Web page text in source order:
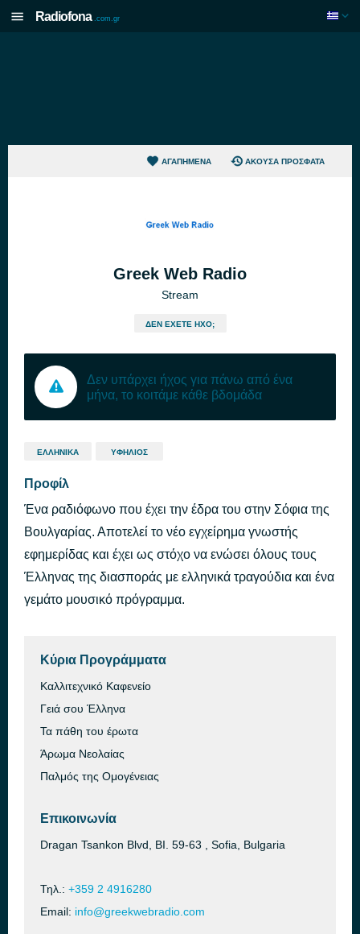
Radiofona .com.gr
ΑΓΑΠΗΜΈΝΑ ΆΚΟΥΣΑ ΠΡΌΣΦΑΤΑ
Greek Web Radio
Stream
ΔΕΝ ΈΧΕΤΕ ΉΧΟ;
Δεν υπάρχει ήχος για πάνω από ένα
μήνα, το κοιτάμε κάθε βδομάδα
ΕΛΛΗΝΙΚΆ ΥΦΉΛΙΟΣ
Προφίλ
Ένα ραδιόφωνο που έχει την έδρα του στην Σόφια της
Βουλγαρίας. Αποτελεί το νέο εγχείρημα γνωστής
εφημερίδας και έχει ως στόχο να ενώσει όλους τους
Έλληνας της διασποράς με ελληνικά τραγούδια και ένα
γεμάτο μουσικό πρόγραμμα.
Κύρια Προγράμματα
Καλλιτεχνικό Καφενείο
Γειά σου Έλληνα
Τα πάθη του έρωτα
Άρωμα Νεολαίας
Παλμός της Ομογένειας
Επικοινωνία
Dragan Tsankon Blvd, BI. 59-63 , Sofia, Bulgaria
Τηλ.: +359 2 4916280
Email: info@greekwebradio.com